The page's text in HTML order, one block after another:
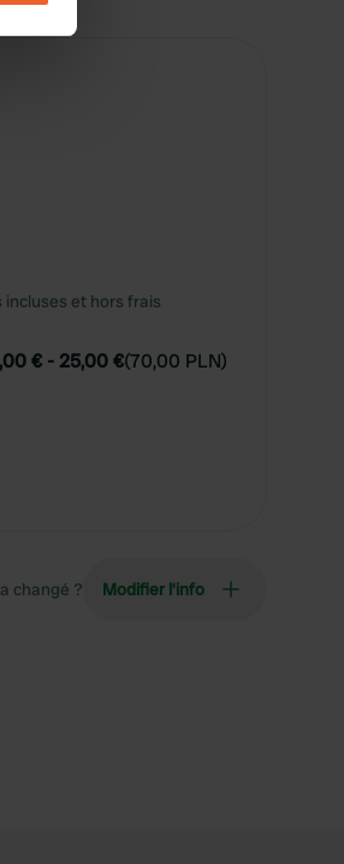
et hors frais
€ - 25,00 €(70,00 PLN)
changé ? Modifier l’info